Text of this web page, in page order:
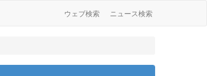
ウェブ検索 ニュース検索